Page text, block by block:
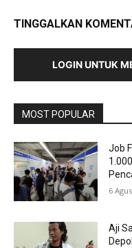
TINGGALKAN
LOGIN UNTUK
MOST POPULAR
Job
6
Aji